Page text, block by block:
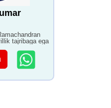
tajribaga ega